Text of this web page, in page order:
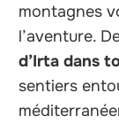
montagnes
l’aventure.
d’Irta dans
sentiers